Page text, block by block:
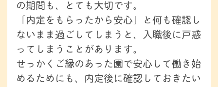
の期間も、とても大切です。
「内定をもらったから安心」と何も確認し
ないまま過ごしてしまうと、入職後に戸惑
ってしまうことがあります。
せっかくご縁のあった園で安心して働き始
めるためにも、内定後に確認しておきたい